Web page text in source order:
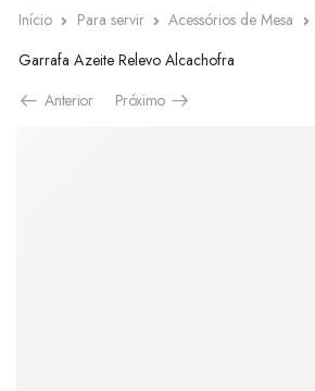
Início Para servir
Acessórios de Mesa
Garrafa Azeite Relevo Alcachofra
Anterior
Próximo